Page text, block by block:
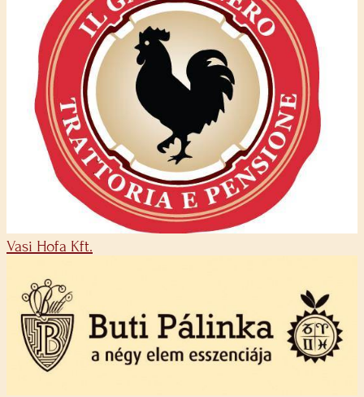
Vasi Hofa Kft.